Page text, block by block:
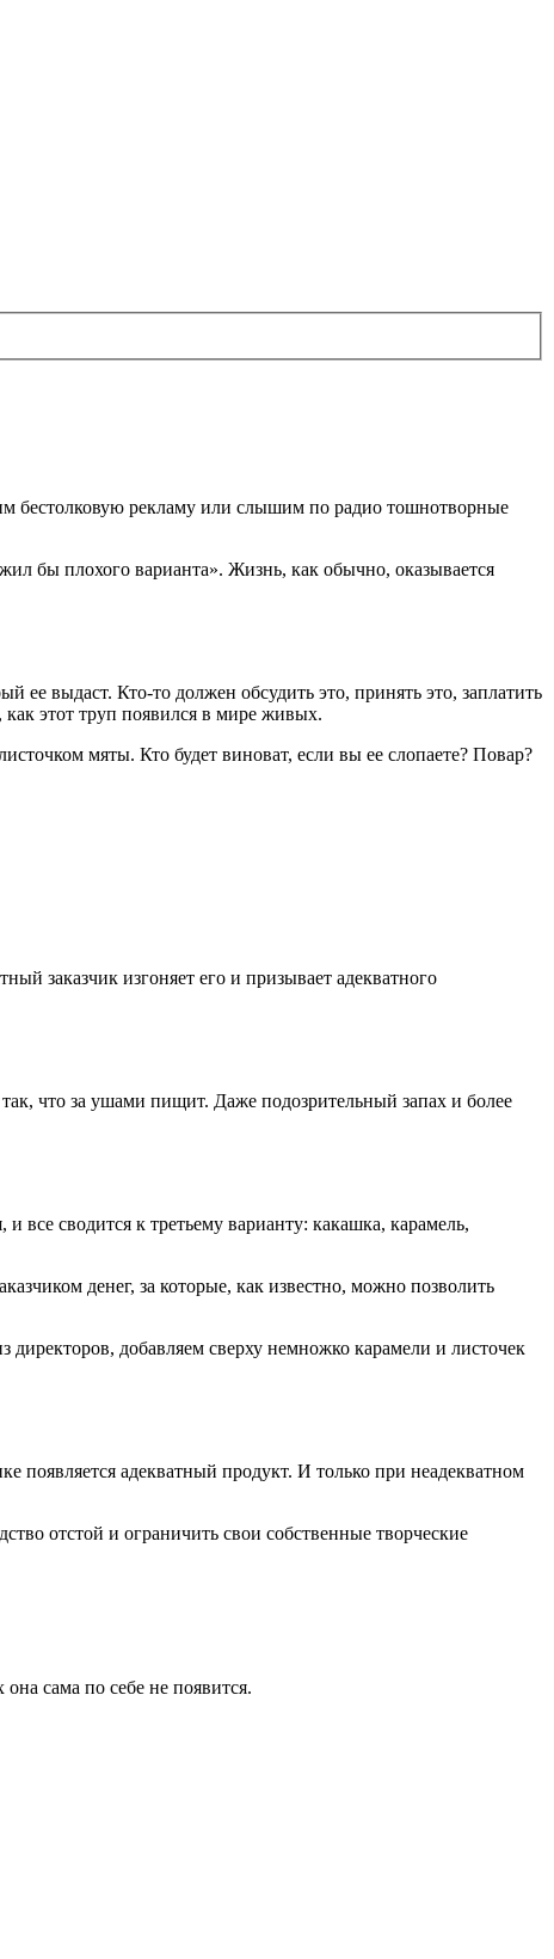
бестолковую рекламу или слышим по радио тошнотворные
бы плохого варианта». Жизнь, как обычно, оказывается
ее выдаст. Кто-то должен обсудить это, принять это, заплатить
как этот труп появился в мире живых.
мяты. Кто будет виноват, если вы ее слопаете? Повар?
заказчик изгоняет его и призывает адекватного
что за ушами пищит. Даже подозрительный запах и более
все сводится к третьему варианту: какашка, карамель,
денег, за которые, как известно, можно позволить
добавляем сверху немножко карамели и листочек
появляется адекватный продукт. И только при неадекватном
отстой и ограничить свои собственные творческие
сама по себе не появится.